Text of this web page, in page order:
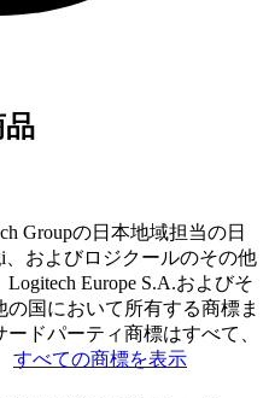
Groupの日本地域担当の日
およびロジクールのその他
Europe S.A.およびそ
国において所有する商標ま
ドパーティ商標はすべて、
すべての商標を表示